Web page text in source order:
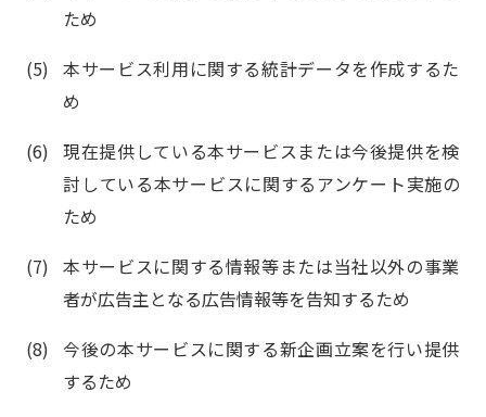
ため
本サービス利用に関する統計データを作成するた
め
現在提供している本サービスまたは今後提供を検
討している本サービスに関するアンケート実施の
ため
本サービスに関する情報等または当社以外の事業
者が広告主となる広告情報等を告知するため
今後の本サービスに関する新企画立案を行い提供
するため